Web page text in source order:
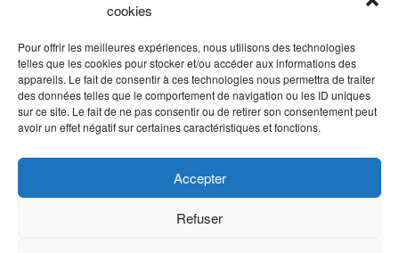
cookies
Pour offrir les meilleures expériences, nous utilisons des technologies
telles que les cookies pour stocker et/ou accéder aux informations des
appareils. Le fait de consentir à ces technologies nous permettra de traiter
des données telles que le comportement de navigation ou les ID uniques
sur ce site. Le fait de ne pas consentir ou de retirer son consentement peut
avoir un effet négatif sur certaines caractéristiques et fonctions.
Accepter
Refuser
ADHÉRER AU COLLECTIF JEUNE PUBLIC
Abonnez-vous à notre newsletter
Inscrivez votre email ci-dessous
Alternative: